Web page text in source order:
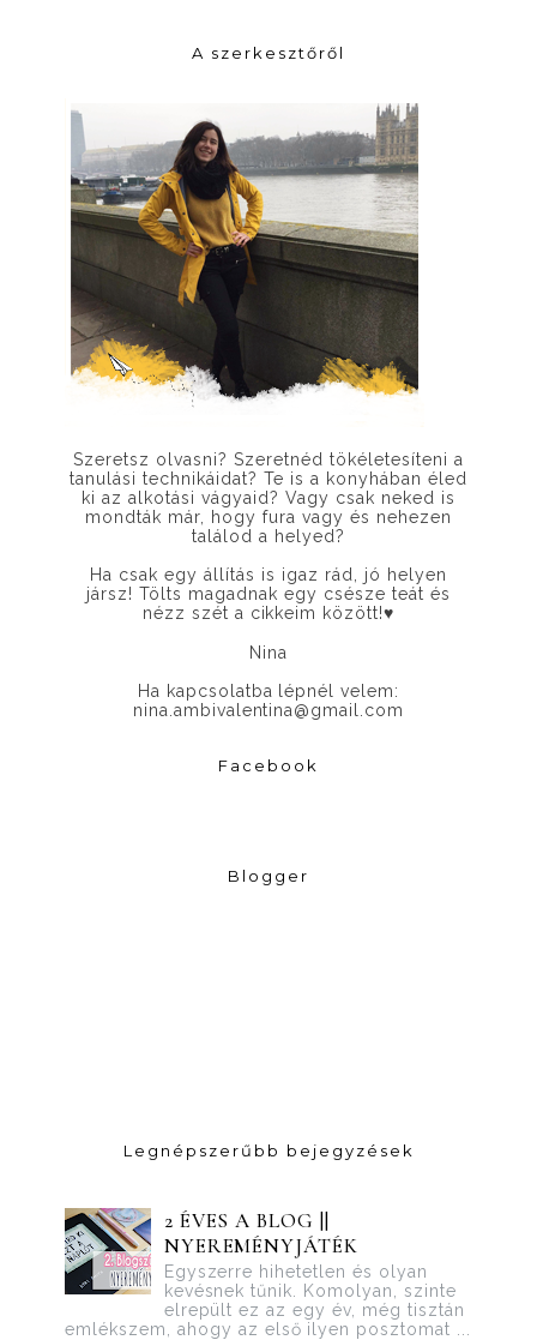
A szerkesztőről
Szeretsz olvasni? Szeretnéd tökéletesíteni a
tanulási technikáidat? Te is a konyhában éled
ki az alkotási vágyaid? Vagy csak neked is
mondták már, hogy fura vagy és nehezen
találod a helyed?
Ha csak egy állítás is igaz rád, jó helyen
jársz! Tölts magadnak egy csésze teát és
nézz szét a cikkeim között!♥
Nina
Ha kapcsolatba lépnél velem:
nina.ambivalentina@gmail.com
Facebook
Blogger
Legnépszerűbb bejegyzések
2 ÉVES A BLOG ||
NYEREMÉNYJÁTÉK
Egyszerre hihetetlen és olyan
kevésnek tűnik. Komolyan, szinte
elrepült ez az egy év, még tisztán
emlékszem, ahogy az első ilyen posztomat ...